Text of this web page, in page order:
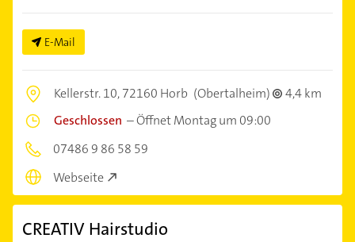
E-Mail
Kellerstr. 10,72160 Horb (Obertalheim)
4,4 km
Geschlossen –Öffnet Montag um 09:00
07486 9 86 58 59
Webseite
CREATIV Hairstudio